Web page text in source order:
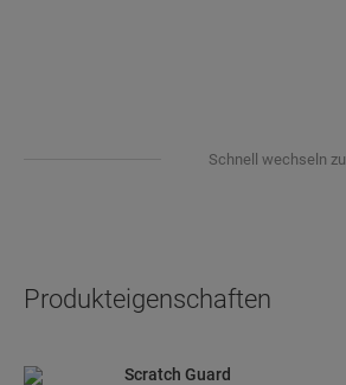
Schnell wechseln zu
Produkteigenschaften
Scratch Guard